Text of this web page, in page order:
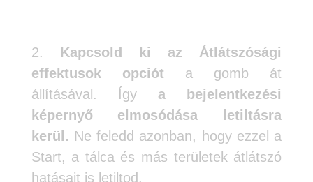
2. Kapcsold ki az Átlátszósági
effektusok opcióta gomb át
állításával. Így a bejelentkezési
képernyő elmosódása letiltásra
kerül. Ne feledd azonban, hogy ezzel a
Start, a tálca és más területek átlátszó
hatásait is letiltod.